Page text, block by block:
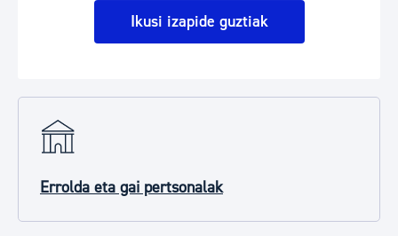
Ikusi izapide guztiak
Errolda eta gai pertsonalak